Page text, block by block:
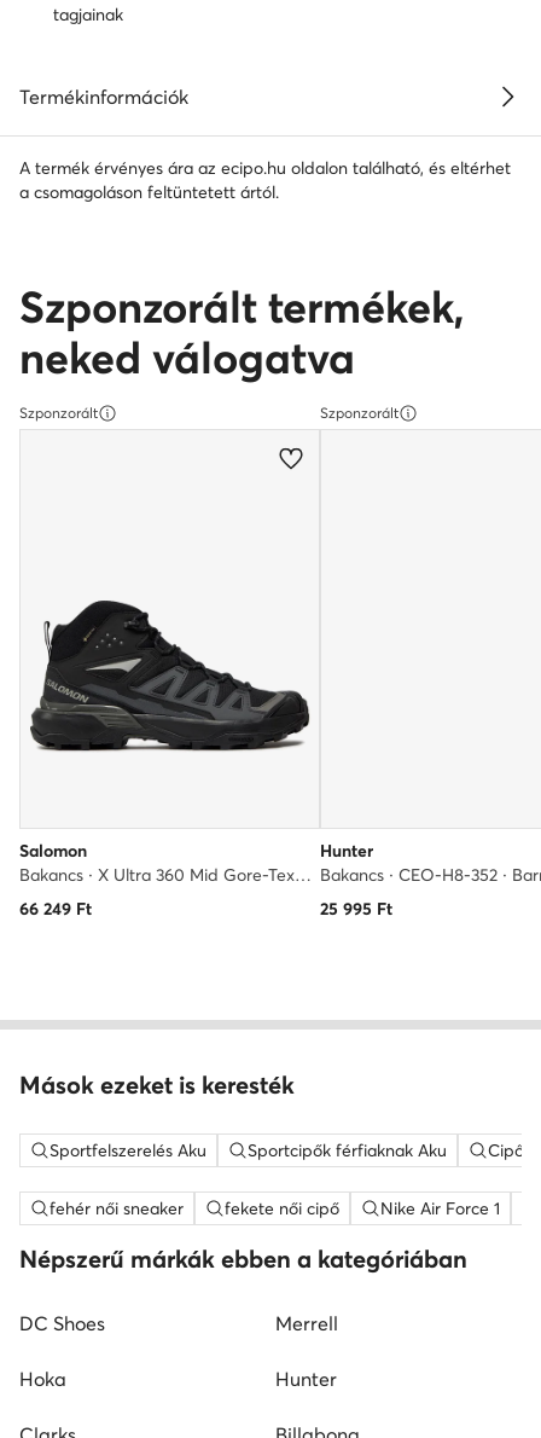
tagjainak
Termékinformációk
A termék érvényes ára az ecipo.hu oldalon található, és eltérhet
a csomagoláson feltüntetett ártól.
Szponzorált termékek,
neked válogatva
Szponzorált
Salomon
Bakancs · X Ultra 360 Mid Gore-Tex L47447600 · Fekete
66 249 Ft
Szponzorált
Hunter
Bakancs · CEO-H8-352 ·
25 995 Ft
Mások ezeket is keresték
Sportfelszerelés Aku Sportcipők férfiaknak Aku
fehér női sneaker fekete női cipő Nike Air Force 1
Népszerű márkák ebben a kategóriában
DC Shoes Merrell
Hoka Hunter